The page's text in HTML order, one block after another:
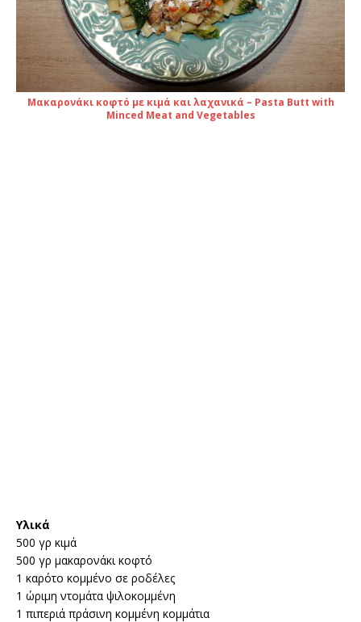
Μακαρονάκι κοφτό με κιμά και λαχανικά – Pasta Butt with
Minced Meat and Vegetables
Υλικά
500 γρ κιμά
500 γρ μακαρονάκι κοφτό
1 καρότο κομμένο σε ροδέλες
1 ώριμη ντομάτα ψιλοκομμένη
1 πιπεριά πράσινη κομμένη κομμάτια